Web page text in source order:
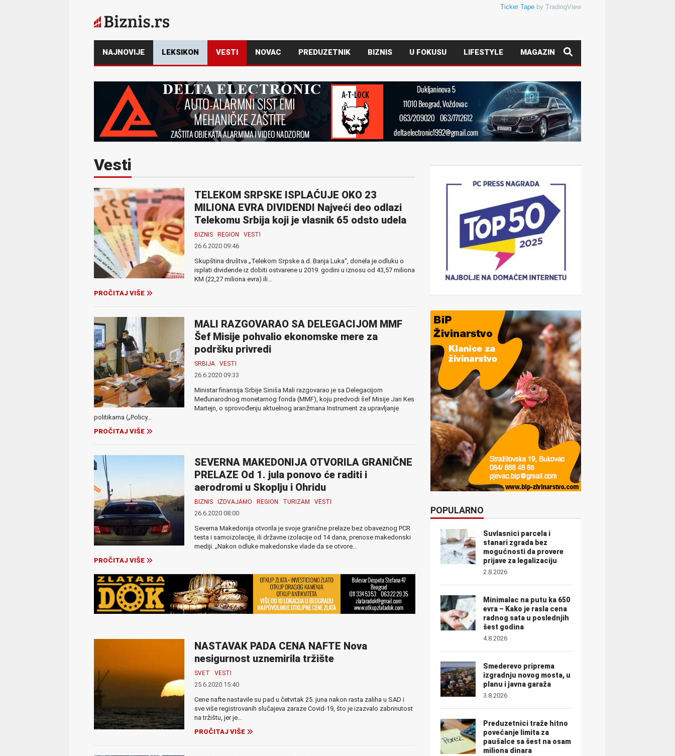
Ticker Tape by TradingView
NAJNOVIJE LEKSIKON VESTI NOVAC PREDUZETNIK BIZNIS U FOKUSU LIFESTYLE MAGAZIN
Vesti
TELEKOM SRPSKE ISPLAĆUJE OKO 23
MILIONA EVRA DIVIDENDI Najveći deo odlazi
Telekomu Srbija koji je vlasnik 65 odsto udela
BIZNIS REGION VESTI
26.6.2020 09:46
Skupština društva „Telekom Srpske a.d. Banja Luka“, donela je odluku o
isplati dividende iz dobiti ostvarene u 2019. godini u iznosu od 43,57 miliona
KM (22,27 miliona evra) ili...
PROČITAJ VIŠE
MALI RAZGOVARAO SA DELEGACIJOM MMF
Šef Misije pohvalio ekonomske mere za
podršku privredi
SRBIJA VESTI
26.6.2020 09:33
Ministar finansija Srbije Siniša Mali razgovarao je sa Delegacijom
Međunarodnog monetarnog fonda (MMF), koju predvodi šef Misije Jan Kes
Martejn, o sprovođenju aktuelnog aranžmana Instrument za upravljanje
politikama („Policy...
PROČITAJ VIŠE
SEVERNA MAKEDONIJA OTVORILA GRANIČNE
PRELAZE Od 1. jula ponovo će raditi i
aerodromi u Skoplju i Ohridu
BIZNIS IZDVAJAMO REGION TURIZAM VESTI
26.6.2020 08:00
Severna Makedonija otvorila je svoje granične prelaze bez obaveznog PCR
testa i samoizolacije, ili državne izolacije od 14 dana, prenose makedonski
mediji. „Nakon odluke makedonske vlade da se otvore...
PROČITAJ VIŠE
NASTAVAK PADA CENA NAFTE Nova
nesigurnost uznemirila tržište
SVET VESTI
25.6.2020 15:40
Cene nafte nastavile su pad u četvrtak 25. juna nakon rasta zaliha u SAD i
sve više registrovanih slučajeva zaraze Covid-19, što je izazvalo zabrinutost
na tržištu, jer je...
PROČITAJ VIŠE
POPULARNO
Suvlasnici parcela i
stanari zgrada bez
mogućnosti da provere
prijave za legalizaciju
2.8.2026
Minimalac na putu ka 650
evra – Kako je rasla cena
radnog sata u poslednjih
šest godina
4.8.2026
Smederevo priprema
izgradnju novog mosta, u
planu i javna garaža
3.8.2026
Preduzetnici traže hitno
povećanje limita za
paušalce sa šest na osam
miliona dinara